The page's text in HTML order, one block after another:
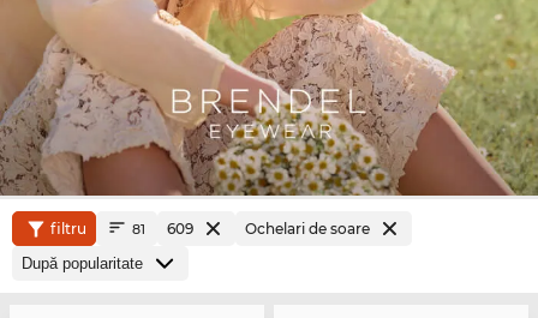
filtru 81 609 Ochelari de soare